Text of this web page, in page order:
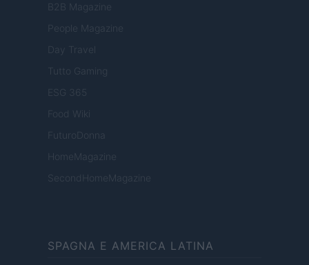
B2B Magazine
People Magazine
Day Travel
Tutto Gaming
ESG 365
Food Wiki
FuturoDonna
HomeMagazine
SecondHomeMagazine
SPAGNA E AMERICA LATINA